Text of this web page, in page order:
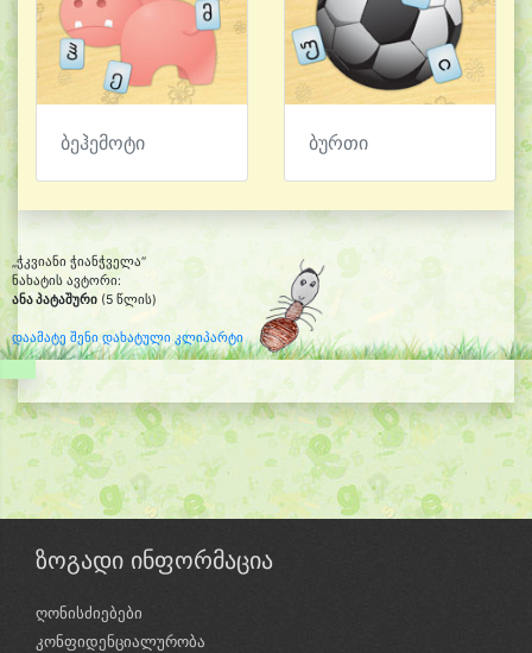
ბეჰემოტი ბურთი
„ჭკვიანი ჭიანჭველა“
ნახატის ავტორი:
ანა პატაშური (5 წლის)
დაამატე შენი დახატული კლიპარტი
ზოგადი ინფორმაცია
ღონისძიებები
კონფიდენციალურობა